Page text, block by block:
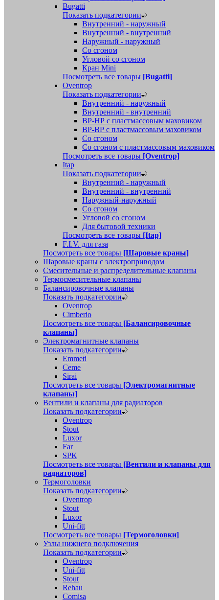
Bugatti
Показать подкатегории
Внутренний - наружный
Внутренний - внутренний
Наружный - наружный
Со сгоном
Угловой со сгоном
Кран Mini
Посмотреть все товары [Bugatti]
Oventrop
Показать подкатегории
Внутренний - наружный
Внутренний - внутренний
ВР-НР с пластмассовым маховиком
ВР-ВР с пластмассовым маховиком
Со сгоном
Со сгоном с пластмассовым маховиком
Посмотреть все товары [Oventrop]
Itap
Показать подкатегории
Внутренний - наружный
Внутренний - внутренний
Наружный-наружный
Со сгоном
Угловой со сгоном
Для бытовой техники
Посмотреть все товары [Itap]
F.I.V. для газа
Посмотреть все товары [Шаровые краны]
Шаровые краны с электроприводом
Смесительные и распределительные клапаны
Термосмесительные клапаны
Балансировочные клапаны
Показать подкатегории
Oventrop
Cimberio
Посмотреть все товары [Балансировочные
клапаны]
Электромагнитные клапаны
Показать подкатегории
Emmeti
Ceme
Sirai
Посмотреть все товары [Электромагнитные
клапаны]
Вентили и клапаны для радиаторов
Показать подкатегории
Oventrop
Stout
Luxor
Far
SPK
Посмотреть все товары [Вентили и клапаны для
радиаторов]
Термоголовки
Показать подкатегории
Oventrop
Stout
Luxor
Uni-fitt
Посмотреть все товары [Термоголовки]
Узлы нижнего подключения
Показать подкатегории
Oventrop
Uni-fitt
Stout
Rehau
Comisa